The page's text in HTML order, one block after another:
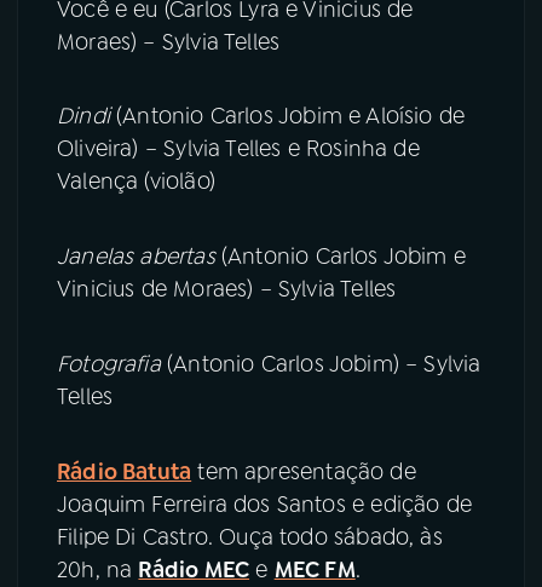
Você e eu (Carlos Lyra e Vinicius de
Moraes) – Sylvia Telles
Dindi(Antonio Carlos Jobim e Aloísio de
Oliveira) – Sylvia Telles e Rosinha de
Valença (violão)
Janelas abertas(Antonio Carlos Jobim e
Vinicius de Moraes) – Sylvia Telles
Fotografia(Antonio Carlos Jobim) – Sylvia
Telles
Rádio Batuta tem apresentação de
Joaquim Ferreira dos Santos e edição de
Filipe Di Castro. Ouça todo sábado, às
20h, na Rádio MEC e MEC FM.